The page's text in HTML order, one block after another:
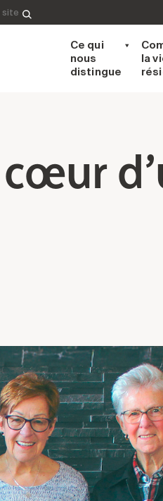
Ce qui
nous
distingue
la